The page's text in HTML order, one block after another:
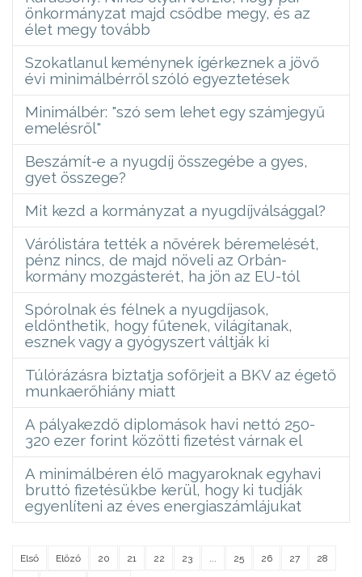
önkormányzat majd csődbe megy, és az
élet megy tovább
Szokatlanul keménynek ígérkeznek a jövő
évi minimálbérről szóló egyeztetések
Minimálbér: "szó sem lehet egy számjegyű
emelésről"
Beszámít-e a nyugdíj összegébe a gyes,
gyet összege?
Mit kezd a kormányzat a nyugdíjválsággal?
Várólistára tették a nővérek béremelését,
pénz nincs, de majd növeli az Orbán-
kormány mozgásterét, ha jön az EU-tól
Spórolnak és félnek a nyugdíjasok,
eldönthetik, hogy fűtenek, világítanak,
esznek vagy a gyógyszert váltják ki
Túlórázásra biztatja sofőrjeit a BKV az égető
munkaerőhiány miatt
A pályakezdő diplomások havi nettó 250-
320 ezer forint közötti fizetést várnak el
A minimálbéren élő magyaroknak egyhavi
bruttó fizetésükbe kerül, hogy ki tudják
egyenlíteni az éves energiaszámlájukat
Első Előző 20 21 22 23 ... 25 26 27 28